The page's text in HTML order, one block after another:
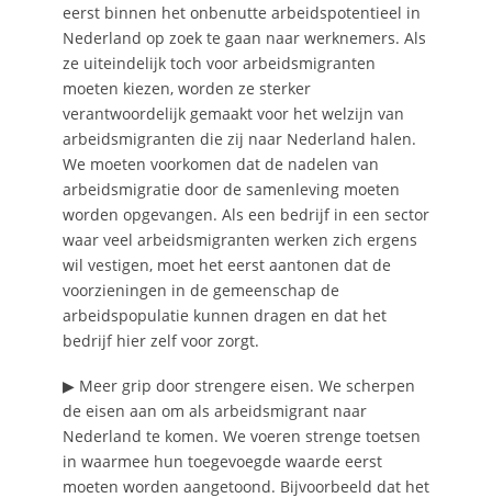
eerst binnen het onbenutte arbeidspotentieel in
Nederland op zoek te gaan naar werknemers. Als
ze uiteindelijk toch voor arbeidsmigranten
moeten kiezen, worden ze sterker
verantwoordelijk gemaakt voor het welzijn van
arbeidsmigranten die zij naar Nederland halen.
We moeten voorkomen dat de nadelen van
arbeidsmigratie door de samenleving moeten
worden opgevangen. Als een bedrijf in een sector
waar veel arbeidsmigranten werken zich ergens
wil vestigen, moet het eerst aantonen dat de
voorzieningen in de gemeenschap de
arbeidspopulatie kunnen dragen en dat het
bedrijf hier zelf voor zorgt.
▶ Meer grip door strengere eisen. We scherpen
de eisen aan om als arbeidsmigrant naar
Nederland te komen. We voeren strenge toetsen
in waarmee hun toegevoegde waarde eerst
moeten worden aangetoond. Bijvoorbeeld dat het